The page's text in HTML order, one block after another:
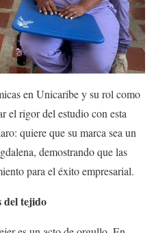
en Unicaribe y su rol como
el rigor del estudio con esta
quiere que su marca sea un
demostrando que las
para el éxito empresarial.
del tejido